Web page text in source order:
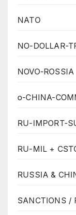
NATO
NO-DOLLAR-
NOVO-ROSSIA
o-CHINA-
RU-IMPORT-
RU-MIL +
RUSSIA &
SANCTIONS /